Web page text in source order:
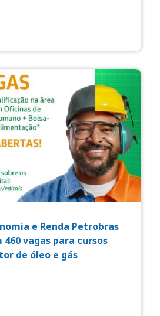
e Renda Petrobras
vagas para cursos
de óleo e gás